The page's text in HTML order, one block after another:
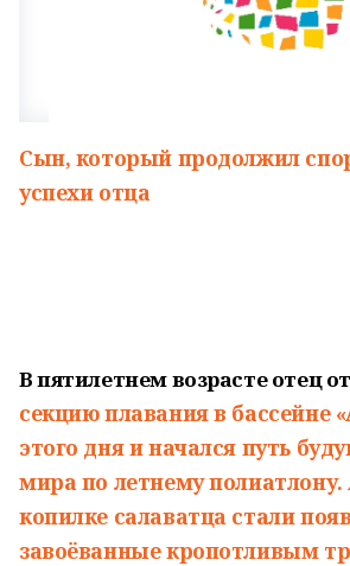
Сын, который продолжил
успехи отца
В пятилетнем возрасте отец
секцию плаванияв бассейне
этого дня и начался путь
мира по летнему полиатлону.
копилке салаватца стали
завоёванные кропотливым